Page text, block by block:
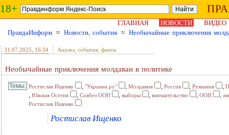
18+
ГЛАВНАЯ НОВОСТИ
ВИДЕО
ПравдаИнформ ≈ Новости, события ≈ Необычайные приключения
31.07.2025 , 16:34 Анализ, события, факты
Необычайные приключения молдаван в политике
Ростислав Ищенко , "Украина.ру" , Молдавия , Россия , Румыния ,
, Южная Осетия , Совбез ООН , выборы , вмешательство , ООН ,
Ростислав Ищенко
Ростислав Ищенко